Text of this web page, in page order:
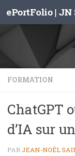
Skip to content
ePortFolio |
FORMATION
ChatGPT
d’IA sur
PARJEAN-NOËL